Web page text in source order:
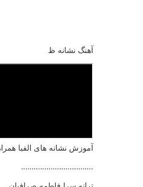
آهنگ نشانه ظ
آموزش نشانه های الفبا
…………………………….